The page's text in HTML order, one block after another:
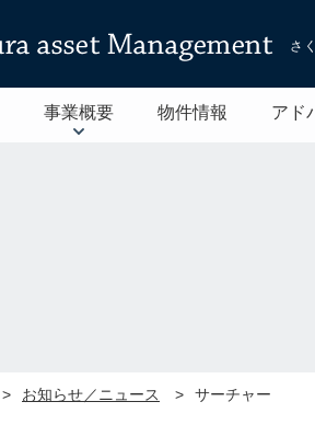
さ
事業概要 物件情報 アド
お知らせ／ニュース サーチャー